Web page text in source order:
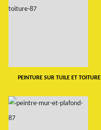
PEINTURE SUR TUILE ET TOITURE